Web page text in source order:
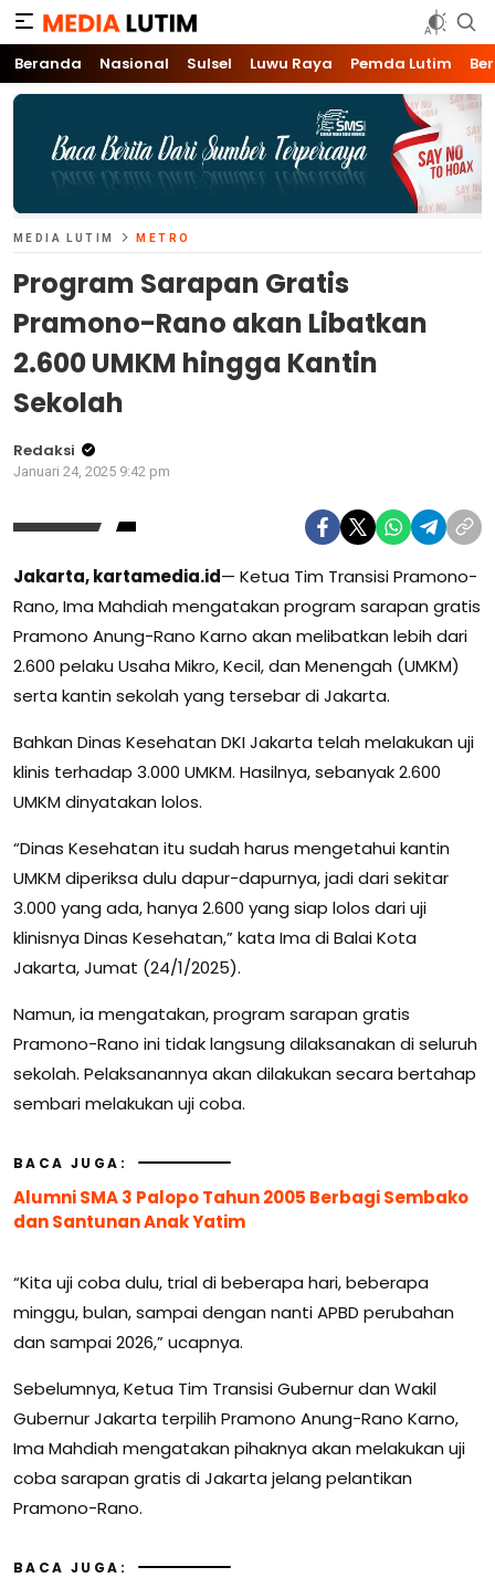
Media Lutim
Info untuk Lutim
Beranda Nasional Sulsel Luwu Raya Pemda Lutim
MEDIA LUTIM METRO
Program Sarapan Gratis
Pramono-Rano akan Libatkan
2.600 UMKM hingga Kantin
Sekolah
Redaksi
Januari 24, 2025 9:42 pm
Jakarta, kartamedia.id— Ketua Tim Transisi Pramono-
Rano, Ima Mahdiah mengatakan program sarapan gratis
Pramono Anung-Rano Karno akan melibatkan lebih dari
2.600 pelaku Usaha Mikro, Kecil, dan Menengah (UMKM)
serta kantin sekolah yang tersebar di Jakarta.
Bahkan Dinas Kesehatan DKI Jakarta telah melakukan uji
klinis terhadap 3.000 UMKM. Hasilnya, sebanyak 2.600
UMKM dinyatakan lolos.
“Dinas Kesehatan itu sudah harus mengetahui kantin
UMKM diperiksa dulu dapur-dapurnya, jadi dari sekitar
3.000 yang ada, hanya 2.600 yang siap lolos dari uji
klinisnya Dinas Kesehatan,” kata Ima di Balai Kota
Jakarta, Jumat (24/1/2025).
Namun, ia mengatakan, program sarapan gratis
Pramono-Rano ini tidak langsung dilaksanakan di seluruh
sekolah. Pelaksanannya akan dilakukan secara bertahap
sembari melakukan uji coba.
BACA JUGA:
Alumni SMA 3 Palopo Tahun 2005 Berbagi Sembako
dan Santunan Anak Yatim
“Kita uji coba dulu, trial di beberapa hari, beberapa
minggu, bulan, sampai dengan nanti APBD perubahan
dan sampai 2026,” ucapnya.
Sebelumnya, Ketua Tim Transisi Gubernur dan Wakil
Gubernur Jakarta terpilih Pramono Anung-Rano Karno,
Ima Mahdiah mengatakan pihaknya akan melakukan uji
coba sarapan gratis di Jakarta jelang pelantikan
Pramono-Rano.
BACA JUGA: